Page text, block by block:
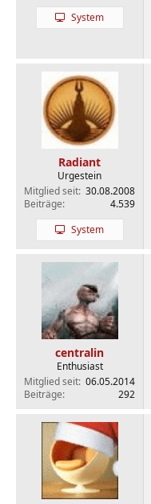
System
Radiant
Urgestein
Mitglied seit 30.08.2008
Beiträge
4.539
System
centralin
Enthusiast
Mitglied seit 06.05.2014
Beiträge
292